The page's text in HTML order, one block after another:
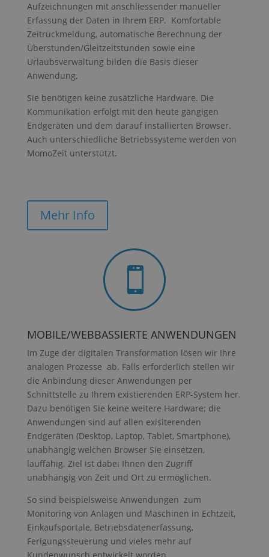
Aufzeichnungen mit anschliessender manueller
Erfassung der Daten in Ihrem ERP. Komfortable
Zeitrückmeldung, automatische Berechnung der
Überstunden/Gleitzeitstunden sowie eine
Urlaubsverwaltung bilden die Basis dieser
Anwendung.
Sie benötigen keine zusätzliche Hardware. Die
Kommunikation erfolgt mit den heute gängigen
Endgeräten und dem darauf installierten Browser.
Auch unterschiedliche Betriebssysteme werden von
MomoZeit unterstützt.
Mehr Info

MOBILE/WEBBASSIERTE ANWENDUNGEN
Im Zuge der digitalen Transformation lösen wir Ihre
analogen Prozesse ab. Falls erforderlich stellen wir
die Anbindung dieser Anwendungen per
Schnittstelle zu Ihrem existierenden ERP-System her.
Dazu benötigen Sie keine weitere Hardware; die
Anwendungen sind auf allen exisiterenden
Endgeräten (Desktop, Laptop, Tablet, Smartphone),
unabhängig welchen Browser Sie einsetzen,
lauffähig. Ziel ist dabei Ihnen den Zugriff
unabhängig von Zeit und Ort zu ermöglichen.
So sind beispielsweise Anwendungen zum
Monitoring von Anlagen und Maschinen in Echtzeit,
Einkaufsportale, Betriebsdatenerfassung,
Ferigungssteuerung und vieles mehr auf